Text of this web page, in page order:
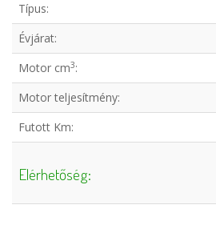
Típus:
Évjárat:
Motor cm3:
Motor teljesítmény:
Futott Km:
Elérhetőség: